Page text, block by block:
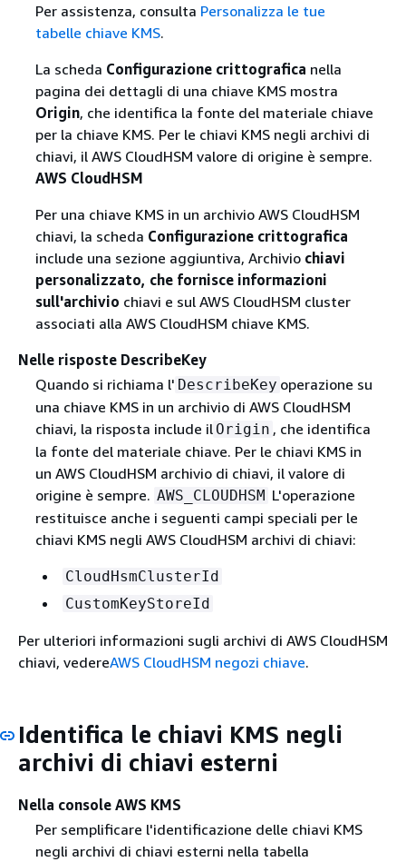
Per assistenza, consulta Personalizza le tue
tabelle chiave KMS.
La scheda Configurazione crittografica nella
pagina dei dettagli di una chiave KMS mostra
Origin, che identifica la fonte del materiale chiave
per la chiave KMS. Per le chiavi KMS negli archivi di
chiavi, il AWS CloudHSM valore di origine è sempre.
AWS CloudHSM
Per una chiave KMS in un archivio AWS CloudHSM
chiavi, la scheda Configurazione crittografica
include una sezione aggiuntiva, Archivio chiavi
personalizzato, che fornisce informazioni
sull'archivio chiavi e sul AWS CloudHSM cluster
associati alla AWS CloudHSM chiave KMS.
Nelle risposte DescribeKey
Quando si richiama l' DescribeKey operazione su
una chiave KMS in un archivio di AWS CloudHSM
chiavi, la risposta include il Origin , che identifica
la fonte del materiale chiave. Per le chiavi KMS in
un AWS CloudHSM archivio di chiavi, il valore di
origine è sempre. AWS_CLOUDHSM L'operazione
restituisce anche i seguenti campi speciali per le
chiavi KMS negli AWS CloudHSM archivi di chiavi:
CloudHsmClusterId
CustomKeyStoreId
Per ulteriori informazioni sugli archivi di AWS CloudHSM
chiavi, vedereAWS CloudHSM negozi chiave.
Identifica le chiavi KMS negli
archivi di chiavi esterni
Nella console AWS KMS
Per semplificare l'identificazione delle chiavi KMS
negli archivi di chiavi esterni nella tabella